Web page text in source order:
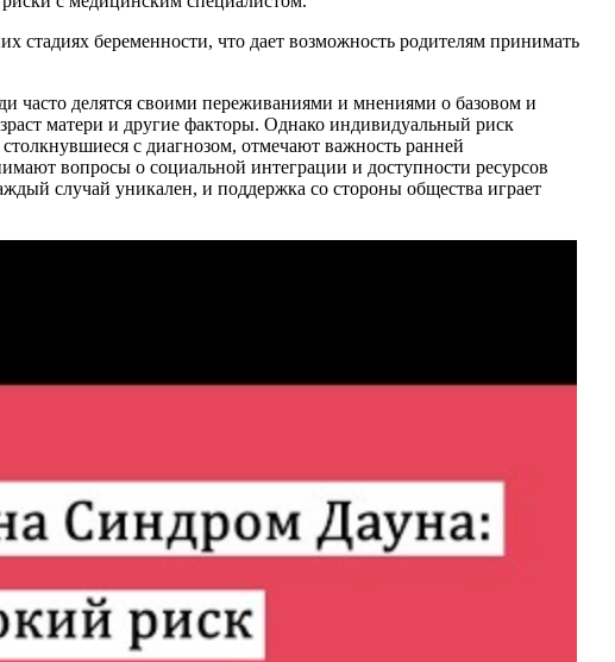
беременности, что дает возможность родителям принимать
часто делятся своими переживаниями и мнениями о базовом и
матери и другие факторы. Однако индивидуальный риск
с диагнозом, отмечают важность ранней
вопросы о социальной интеграции и доступности ресурсов
случай уникален, и поддержка со стороны общества играет